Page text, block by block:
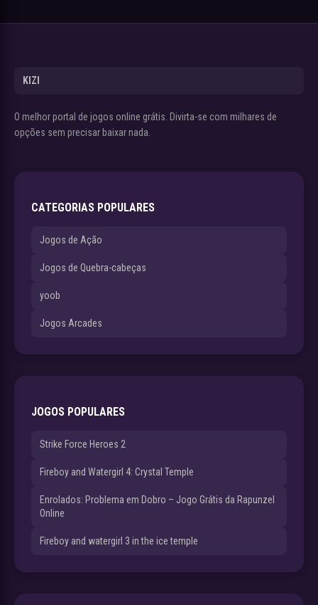
KIZI
O melhor portal de jogos online grátis. Divirta-se com milhares de
opções sem precisar baixar nada.
CATEGORIAS POPULARES
Jogos de Ação
Jogos de Quebra-cabeças
yoob
Jogos Arcades
JOGOS POPULARES
Strike Force Heroes 2
Fireboy and Watergirl 4: Crystal Temple
Enrolados: Problema em Dobro – Jogo Grátis da Rapunzel
Online
Fireboy and watergirl 3 in the ice temple